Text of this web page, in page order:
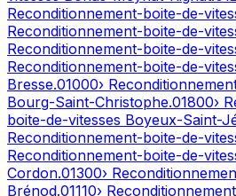
Reconditionnement-boite-de-
Reconditionnement-boite-de-
Reconditionnement-boite-de-
Reconditionnement-boite-de-
Bresse.01000›
Bourg-Saint-Christophe.01800›
boite-de-vitesses Boyeux-Saint-
Reconditionnement-boite-de-
Reconditionnement-boite-de-
Cordon.01300›
Brénod.01110›